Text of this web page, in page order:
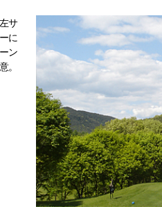
サ
に
ン
。